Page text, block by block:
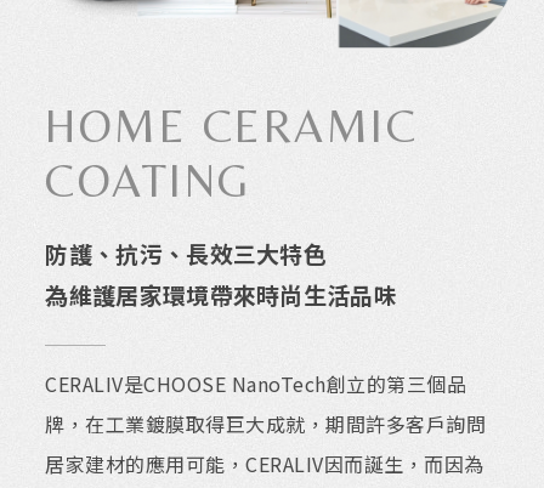
HOME CERAMIC
COATING
防護、抗污、長效三大特色
為維護居家環境帶來時尚生活品味
CERALIV是CHOOSE NanoTech創立的第三個品
牌，在工業鍍膜取得巨大成就，期間許多客戶詢問
居家建材的應用可能，CERALIV因而誕生，而因為